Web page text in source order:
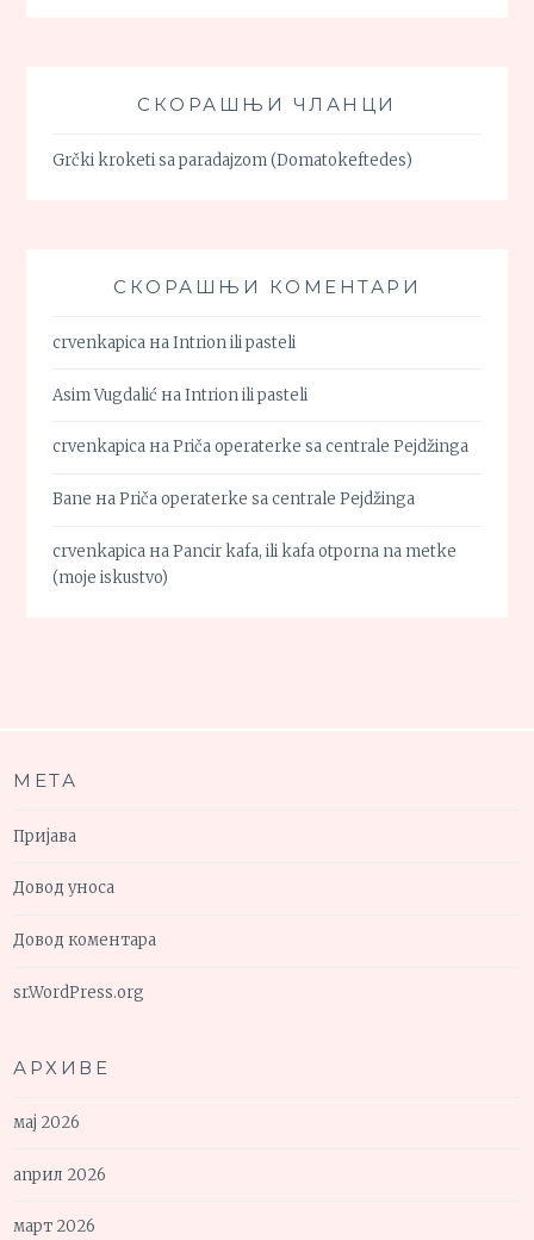
СКОРАШЊИ ЧЛАНЦИ
Grčki kroketi sa paradajzom (Domatokeftedes)
СКОРАШЊИ КОМЕНТАРИ
crvenkapica наIntrion ili pasteli
Asim Vugdalić наIntrion ili pasteli
crvenkapica наPriča operaterke sa centrale Pejdžinga
Bane наPriča operaterke sa centrale Pejdžinga
crvenkapica наPancir kafa, ili kafa otporna na metke
(moje iskustvo)
МЕТА
Пријава
Довод уноса
Довод коментара
sr.WordPress.org
АРХИВЕ
мај 2026
април 2026
март 2026